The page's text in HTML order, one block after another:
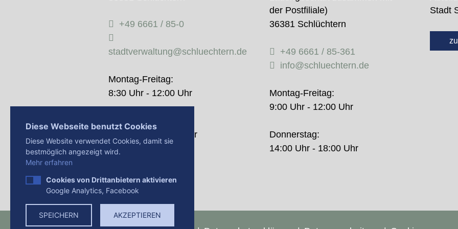
+49 6661 / 85-0
stadtverwaltung@schluechtern.de
Montag-Freitag:
8:30 Uhr - 12:00 Uhr
Donnerstag:
14:00 Uhr - 18:00 Uhr
der Postfiliale)
36381 Schlüchtern
+49 6661 / 85-361
info@schluechtern.de
Montag-Freitag:
9:00 Uhr - 12:00 Uhr
Donnerstag:
14:00 Uhr - 18:00 Uhr
Stadt
Diese Webseite benutzt Cookies
Diese Website verwendet Cookies, damit sie
bestmöglich angezeigt wird.
Mehr erfahren
Cookies von Drittanbietern aktivieren
Google Analytics, Facebook
SPEICHERN AKZEPTIEREN